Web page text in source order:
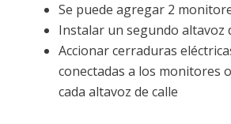
Se puede agregar 2
Instalar un segundo altavoz
Accionar cerraduras
conectadas a los monitores
cada altavoz de calle